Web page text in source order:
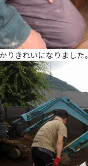
りきれいになりました。